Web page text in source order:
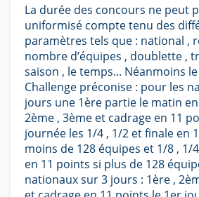
La durée des concours ne peut
uniformisé compte tenu des
paramètres tels que : national ,
nombre d’équipes , doublette ,
saison , le temps... Néanmoins
Challenge préconise : pour les
jours une 1ère partie le matin
2ème , 3ème et cadrage en 11
journée les 1/4 , 1/2 et finale en
moins de 128 équipes et 1/8 , 1/
en 11 points si plus de 128
nationaux sur 3 jours : 1ère ,